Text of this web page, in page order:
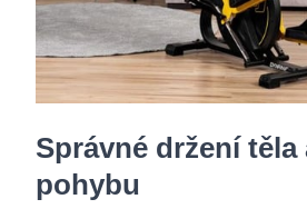
Správné držení těla
pohybu